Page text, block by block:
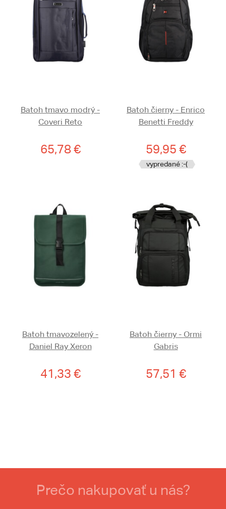
Batoh tmavo modrý -
Coveri Reto
65,78 €
Batoh čierny - Enrico
Benetti Freddy
59,95 €
vypredané :-(
Batoh tmavozelený -
Daniel Ray Xeron
41,33 €
Batoh čierny - Ormi
Gabris
57,51 €
Prečo nakupovať u nás?